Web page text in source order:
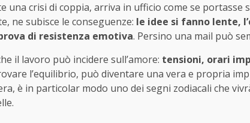
una crisi di coppia, arriva in ufficio come se
ne subisce le conseguenze: le idee si fanno lente,
di resistenza emotiva. Persino una mail può
il lavoro può incidere sull’amore: tensioni, orari
l’equilibrio, può diventare una vera e propria
è in particolar modo uno dei segni zodiacali che